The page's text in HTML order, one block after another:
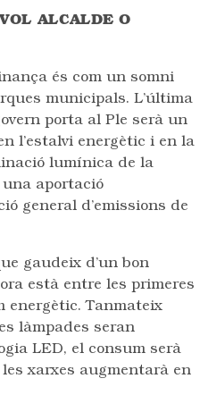
ALCALDE O
és com un somni
municipals. L’última
porta al Ple serà un
l’estalvi energètic i en la
lumínica de la
aportació
general d’emissions de
gaudeix d’un bon
està entre les primeres
energètic. Tanmateix
làmpades seran
LED, el consum serà
xarxes augmentarà en